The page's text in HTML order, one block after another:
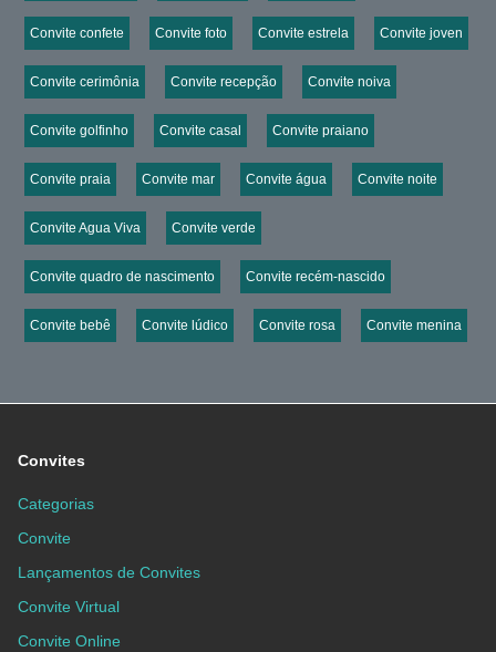
Convite confete Convite foto Convite estrela Convite joven
Convite cerimônia Convite recepção Convite noiva
Convite golfinho Convite casal Convite praiano
Convite praia Convite mar Convite água Convite noite
Convite Agua Viva Convite verde
Convite quadro de nascimento Convite recém-nascido
Convite bebê Convite lúdico Convite rosa Convite menina
Convites
Categorias
Convite
Lançamentos de Convites
Convite Virtual
Convite Online